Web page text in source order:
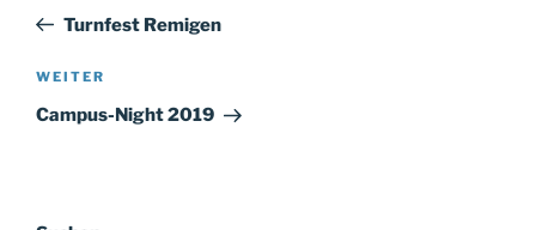
Beitrag
Turnfest Remigen
Nächster
Beitrag
WEITER
Campus-Night 2019